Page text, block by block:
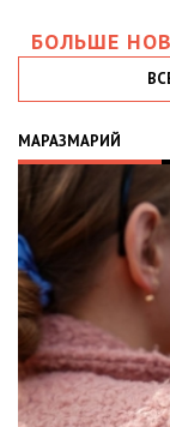
БОЛЬШЕ
МАРАЗМАРИЙ